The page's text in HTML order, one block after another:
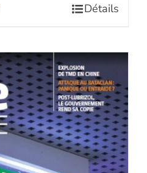
Détails